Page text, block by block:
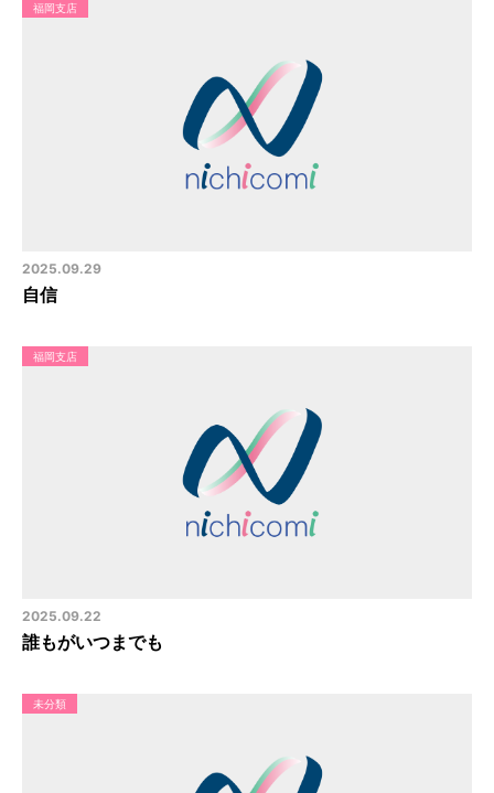
福岡支店
2025.09.29
自信
福岡支店
2025.09.22
誰もがいつまでも
未分類